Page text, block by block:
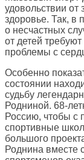
удовольствии от
здоровье. Так, в
о несчастных
от детей
проблемы с
Особенно
состоянии
судьбу
Родниной. 68-
Россию, чтобы с
спортивные
большого
Роднина вместе